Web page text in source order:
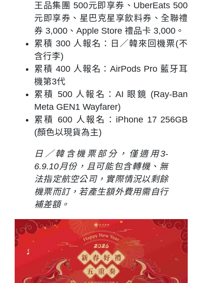
王品集團 500元即享券、UberEats 500
元即享券、星巴克星享飲料券、全聯禮
券 3,000、Apple Store 禮品卡 3,000。
累積 300 人報名 ：日／韓來回機票(不
含行李)
累積 400 人報名 ：AirPods Pro 藍牙耳
機第3代
累積 500 人報名 ：AI 眼鏡 (Ray-Ban
Meta GEN1 Wayfarer)
累積 600 人報名 ：iPhone 17 256GB
(顏色以現貨為主)
日／韓含機票部分，僅適用3-
6.9.10月份 ，且可能包含轉機、無
法指定航空公司，實際情況以剩餘
機票而訂，若產生額外費用需自行
補差額。